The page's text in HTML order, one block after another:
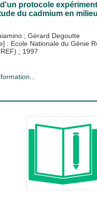
protocole
du cadmium en milieu
; Gérard Degoutte
: Ecole Nationale du Génie
; 1997